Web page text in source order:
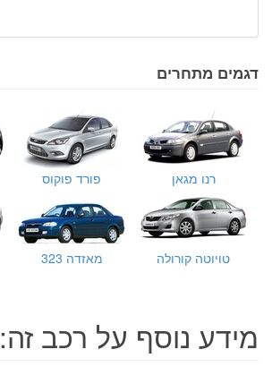
דגמים מתחרים
רנו מגאן פורד פוקוס
טויוטה קורולה מאזדה 323
מידע נוסף על רכב זה: